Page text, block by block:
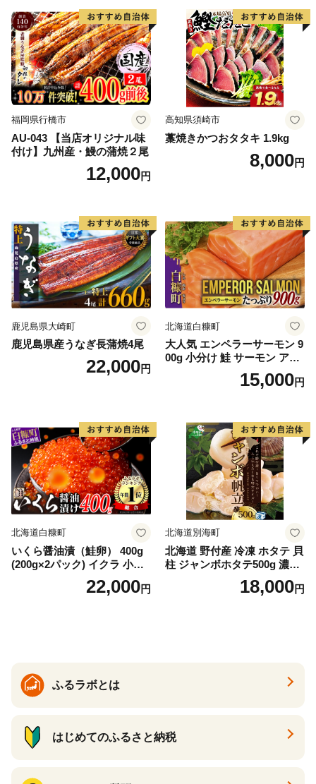
福岡県行橋市
AU-043 【当店オリジナル味
付け】九州産・鰻の蒲焼２尾
12,000円
高知県須崎市
藁焼きかつおタタキ 1.9kg
8,000円
鹿児島県大崎町
鹿児島県産うなぎ長蒲焼4尾
22,000円
北海道白糠町
大人気 エンペラーサーモン 9
00g 小分け 鮭 サーモン アト
ランティックサーモン 水産
庁長官賞 受賞 さけ シャケ し
満足 美味しい 贈答 生食用 刺
身 お刺身 刺し身 魚介類 海鮮
冷凍 厚切り 薄切り ふるさと
納税 ふるさとチョイス チョ
イス 北海道 白糠町
15,000円
北海道白糠町
いくら醤油漬（鮭卵） 400g
(200g×2パック) イクラ 小分
け いくら醤油漬 鮭いくら い
くら醤油漬け 鮭 鮭卵 ikura
22,000円
北海道別海町
北海道 野付産 冷凍 ホタテ 貝
柱 ジャンボホタテ500g 濃厚
な旨味と甘み （ほたて ホタ
テ 帆立 貝柱 ホタテ貝柱 大玉
18,000円
ふるラボとは
はじめてのふるさと納税